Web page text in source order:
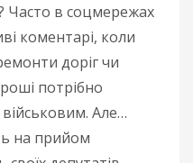
Часто в соцмережах
коментарі, коли
доріг чи
потрібно
Але…
на прийом